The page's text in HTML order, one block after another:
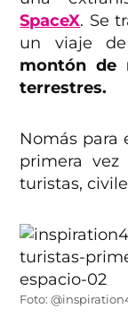
SpaceX. Se
un viaje
montón de
terrestres.
Nomás para
primera
turistas,
Foto: